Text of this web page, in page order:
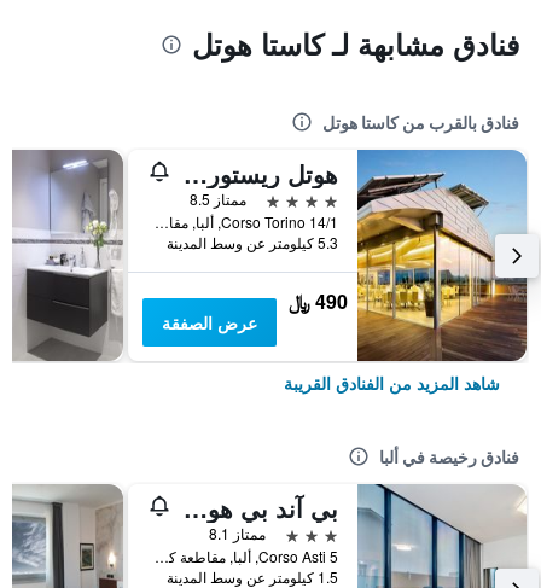
فنادق مشابهة لـ كاستا هوتل
فنادق بالقرب من كاستا هوتل
هوتل ريستورانتي آي كاستيلي
4 نجوم
ممتاز 8.5
Corso Torino 14/1, ألبا, مقاطعة كونيو, إيطاليا
5.3 كيلومتر عن وسط المدينة
490 ﷼
عرض الصفقة
شاهد المزيد من الفنادق القريبة
فنادق رخيصة في ألبا
بي آند بي هوتل ألبا
3 نجوم
ممتاز 8.1
Corso Asti 5, ألبا, مقاطعة كونيو, إيطاليا
1.5 كيلومتر عن وسط المدينة